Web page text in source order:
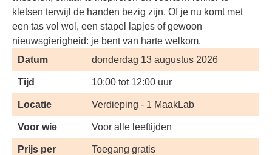
kletsen terwijl de handen bezig zijn. Of je nu komt met
een tas vol wol, een stapel lapjes of gewoon
nieuwsgierigheid: je bent van harte welkom.
Datum
donderdag 13 augustus 2026
Tijd 10:00 tot 12:00 uur
Locatie Verdieping - 1 MaakLab
Voor wie Voor alle leeftijden
Prijs per
Toegang gratis